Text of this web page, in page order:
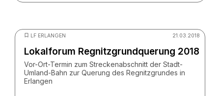
LF ERLANGEN 21.03.2018
Lokalforum Regnitzgrundquerung 2018
Vor-Ort-Termin zum Streckenabschnitt der Stadt-
Umland-Bahn zur Querung des Regnitzgrundes in
Erlangen